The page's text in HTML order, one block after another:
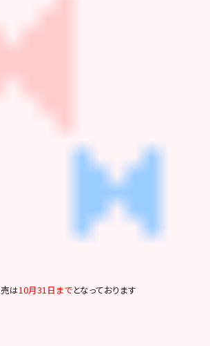
は10月31日までとなっております